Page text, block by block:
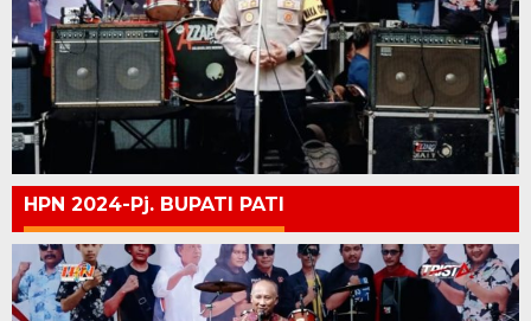
HPN 2024-Pj. BUPATI PATI